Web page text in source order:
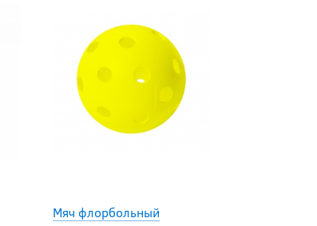
Мяч флорбольный